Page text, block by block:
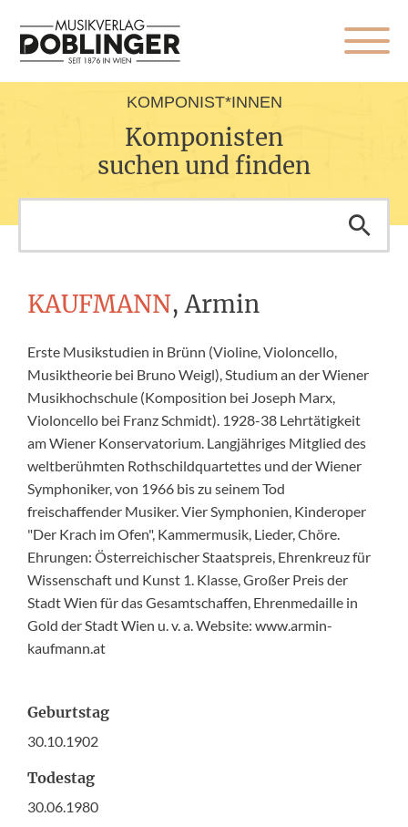
KOMPONIST*INNEN
Komponisten
suchen und finden
KAUFMANN, Armin
Erste Musikstudien in Brünn (Violine, Violoncello,
Musiktheorie bei Bruno Weigl), Studium an der Wiener
Musikhochschule (Komposition bei Joseph Marx,
Violoncello bei Franz Schmidt). 1928-38 Lehrtätigkeit
am Wiener Konservatorium. Langjähriges Mitglied des
weltberühmten Rothschildquartettes und der Wiener
Symphoniker, von 1966 bis zu seinem Tod
freischaffender Musiker. Vier Symphonien, Kinderoper
"Der Krach im Ofen", Kammermusik, Lieder, Chöre.
Ehrungen: Österreichischer Staatspreis, Ehrenkreuz für
Wissenschaft und Kunst 1. Klasse, Großer Preis der
Stadt Wien für das Gesamtschaffen, Ehrenmedaille in
Gold der Stadt Wien u. v. a. Website: www.armin-
kaufmann.at
Geburtstag
30.10.1902
Todestag
30.06.1980